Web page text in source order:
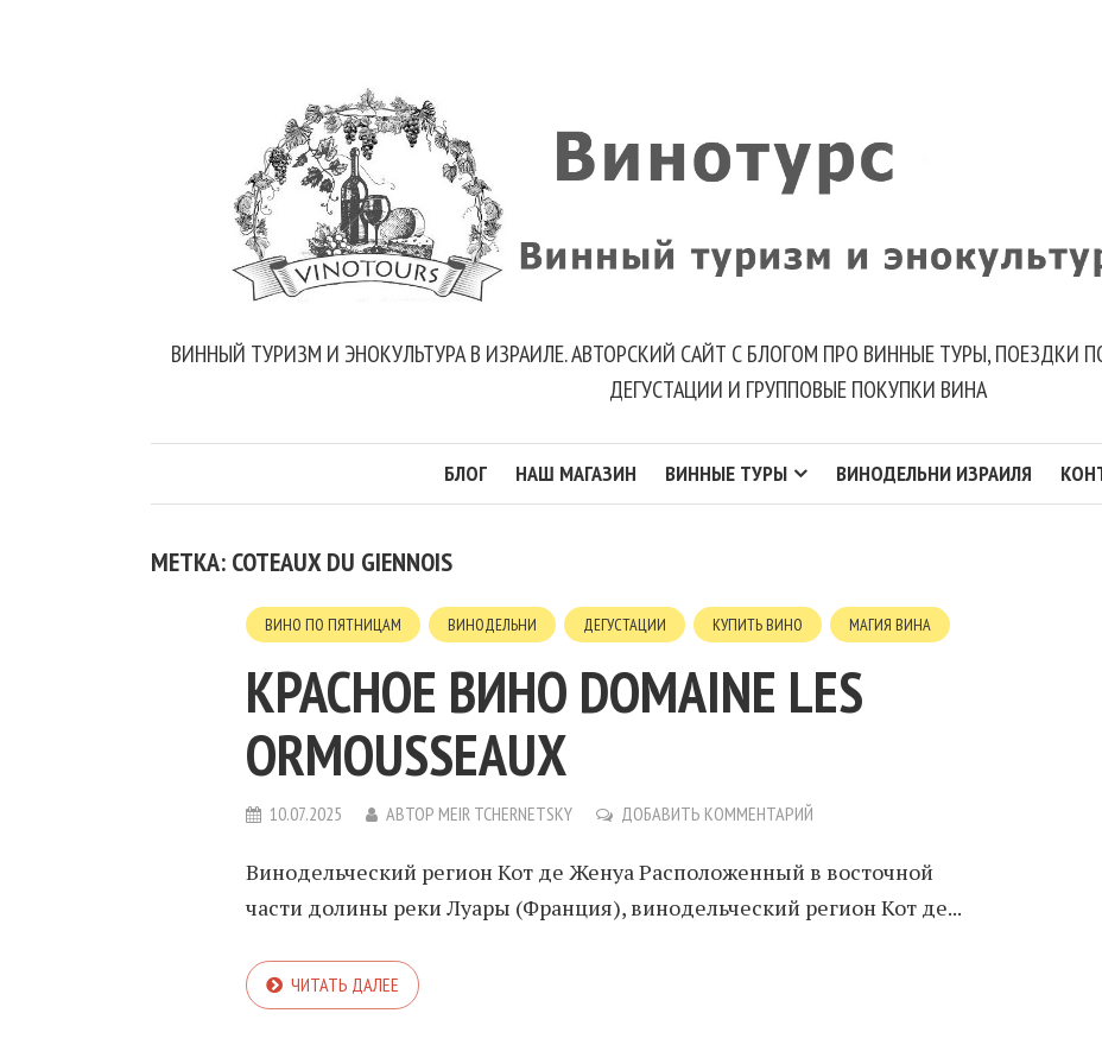
ВИННЫЙ ТУРИЗМ И ЭНОКУЛЬТУРА В ИЗРАИЛЕ. АВТОРСКИЙ САЙТ С БЛОГОМ ПРО ВИННЫЕ ТУРЫ, ПОЕЗДКИ
ДЕГУСТАЦИИ И ГРУППОВЫЕ ПОКУПКИ ВИНА
БЛОГ НАШ МАГАЗИН ВИННЫЕ ТУРЫ ВИНОДЕЛЬНИ ИЗРАИЛЯ
МЕТКА: COTEAUX DU GIENNOIS
ВИНО ПО ПЯТНИЦАМ ВИНОДЕЛЬНИ ДЕГУСТАЦИИ КУПИТЬ ВИНО МАГИЯ ВИНА
КРАСНОЕ ВИНО DOMAINE LES
ORMOUSSEAUX
10.07.2025 АВТОР MEIR TCHERNETSKY ДОБАВИТЬ КОММЕНТАРИЙ
Винодельческий регион Кот де Женуа Расположенный в восточной
части долины реки Луары (Франция), винодельческий регион Кот де...
ЧИТАТЬ ДАЛЕЕ